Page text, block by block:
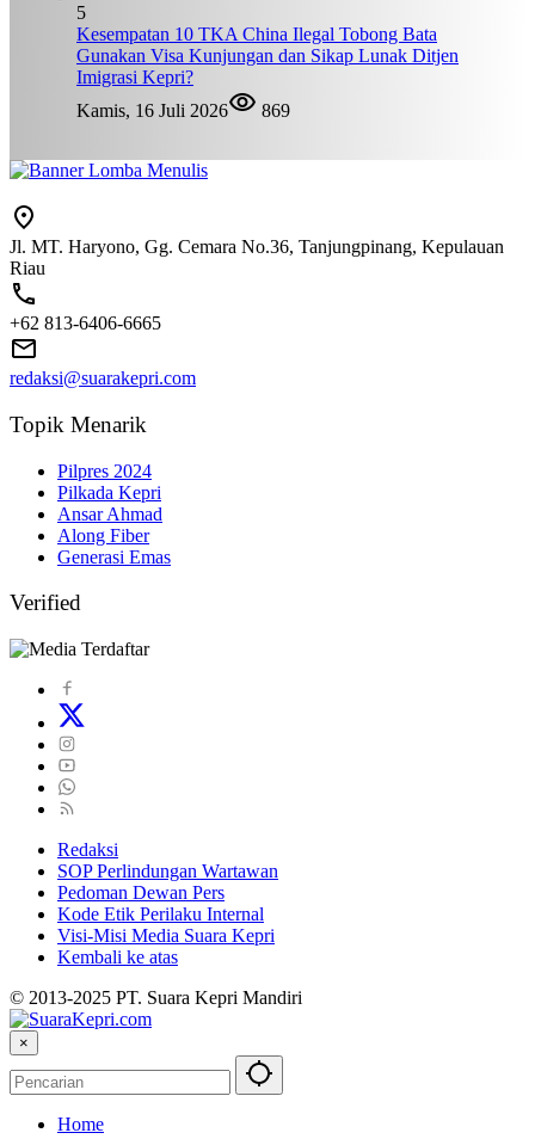
5
Kesempatan 10 TKA China Ilegal Tobong Bata
Gunakan Visa Kunjungan dan Sikap Lunak Ditjen
Imigrasi Kepri?
Kamis, 16 Juli 2026
869
Jl. MT. Haryono, Gg. Cemara No.36, Tanjungpinang, Kepulauan
Riau
+62 813-6406-6665
redaksi@suarakepri.com
Topik Menarik
Pilpres 2024
Pilkada Kepri
Ansar Ahmad
Along Fiber
Generasi Emas
Verified
Redaksi
SOP Perlindungan Wartawan
Pedoman Dewan Pers
Kode Etik Perilaku Internal
Visi-Misi Media Suara Kepri
Kembali ke atas
© 2013-2025 PT. Suara Kepri Mandiri
×
Home